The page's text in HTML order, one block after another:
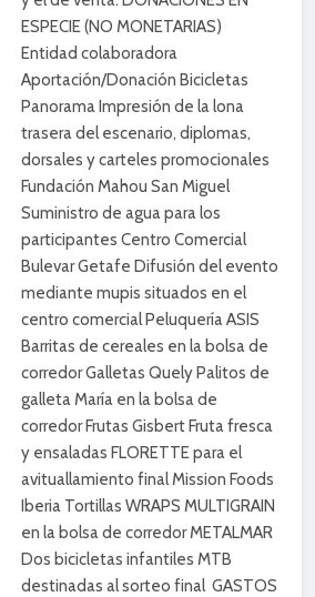
ESPECIE (NO MONETARIAS)
Entidad colaboradora
Aportación/Donación Bicicletas
Panorama Impresión de la lona
trasera del escenario, diplomas,
dorsales y carteles promocionales
Fundación Mahou San Miguel
Suministro de agua para los
participantes Centro Comercial
Bulevar Getafe Difusión del evento
mediante mupis situados en el
centro comercial Peluquería ASIS
Barritas de cereales en la bolsa de
corredor Galletas Quely Palitos de
galleta María en la bolsa de
corredor Frutas Gisbert Fruta fresca
y ensaladas FLORETTE para el
avituallamiento final Mission Foods
Iberia Tortillas WRAPS MULTIGRAIN
en la bolsa de corredor METALMAR
Dos bicicletas infantiles MTB
destinadas al sorteo final GASTOS